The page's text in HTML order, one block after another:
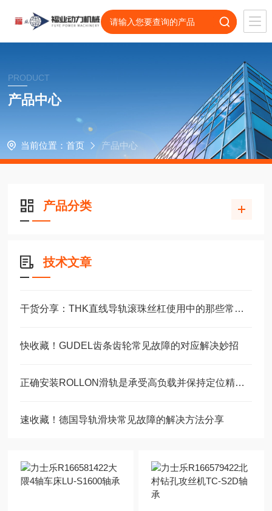
PRODUCT
产品中心
当前位置： 首页 产品中心
产品分类
技术文章
干货分享：THK直线导轨滚珠丝杠使用中的那些常见故障与解决技巧
快收藏！GUDEL齿条齿轮常见故障的对应解决妙招
正确安装ROLLON滑轨是承受高负载并保持定位精度的关键
速收藏！德国导轨滑块常见故障的解决方法分享